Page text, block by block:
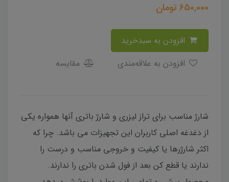
650,000 تومان
مقایسه
شارژ مناسب برای تراز لیزری و شارژ باتری آنها همواره یکی
از دغدغه اصلی کاربران این تجهیزات می باشد. چرا که
اکثر شارژرها یا کیفیت و خروجی مناسب و درست را
ندارند یا قطع کن بعد از فول شدن باتری را ندارند.